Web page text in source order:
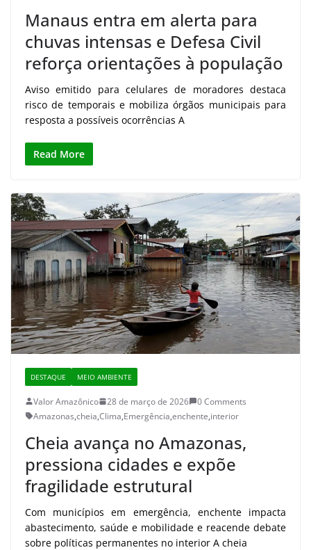
Manaus entra em alerta para
chuvas intensas e Defesa Civil
reforça orientações à população
Aviso emitido para celulares de moradores destaca
risco de temporais e mobiliza órgãos municipais para
resposta a possíveis ocorrências A
Read More
DESTAQUE MEIO AMBIENTE
Valor Amazônico 28 de março de 2026
0 Comments
Amazonas,cheia,Clima,Emergência,enchente,interior
Cheia avança no Amazonas,
pressiona cidades e expõe
fragilidade estrutural
Com municípios em emergência, enchente impacta
abastecimento, saúde e mobilidade e reacende debate
sobre políticas permanentes no interior A cheia